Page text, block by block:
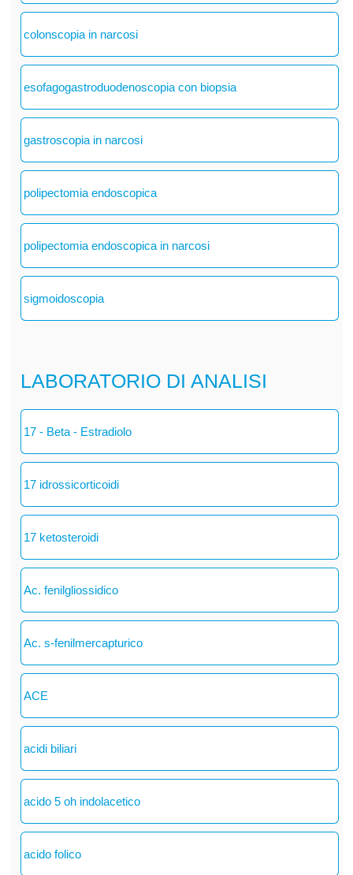
colonscopia in narcosi
esofagogastroduodenoscopia con biopsia
gastroscopia in narcosi
polipectomia endoscopica
polipectomia endoscopica in narcosi
sigmoidoscopia
LABORATORIO DI ANALISI
17 - Beta - Estradiolo
17 idrossicorticoidi
17 ketosteroidi
Ac. fenilgliossidico
Ac. s-fenilmercapturico
ACE
acidi biliari
acido 5 oh indolacetico
acido folico